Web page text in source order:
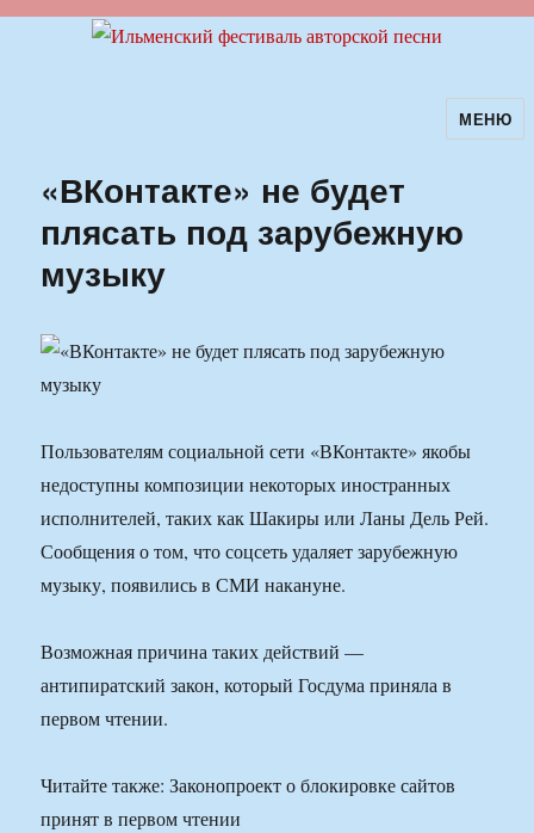
Ильменский фестиваль авторскойМЕНЮ
«ВКонтакте» не будет
плясать под зарубежную
музыку
Пользователям социальной сети «ВКонтакте» якобы
недоступны композиции некоторых иностранных
исполнителей, таких как Шакиры или Ланы Дель Рей.
Сообщения о том, что соцсеть удаляет зарубежную
музыку, появились в СМИ накануне.
Возможная причина таких действий —
антипиратский закон, который Госдума приняла в
первом чтении.
Читайте также: Законопроект о блокировке сайтов
принят в первом чтении